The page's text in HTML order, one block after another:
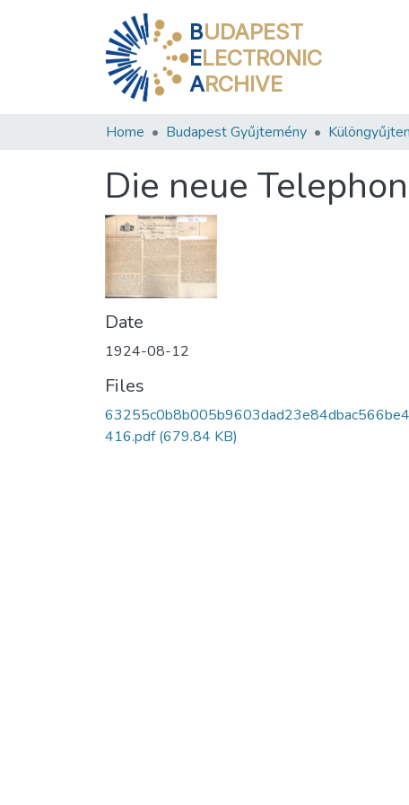
BUDAPEST
ELECTRONIC
ARCHIVE
Home Budapest Gyűjtemény
Die neue
Date
1924-08-12
Files
416.pdf(679.84 KB)